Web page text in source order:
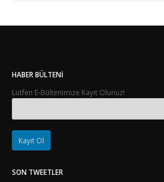
HABER BÜLTENI
Lütfen E-Bültenimize Kayıt Olunuz!
SON TWEETLER